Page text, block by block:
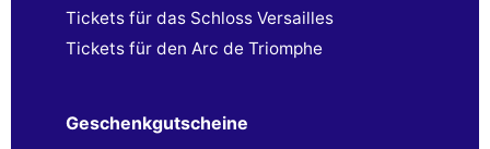
Tickets für das Schloss Versailles
Tickets für den Arc de Triomphe
Geschenkgutscheine